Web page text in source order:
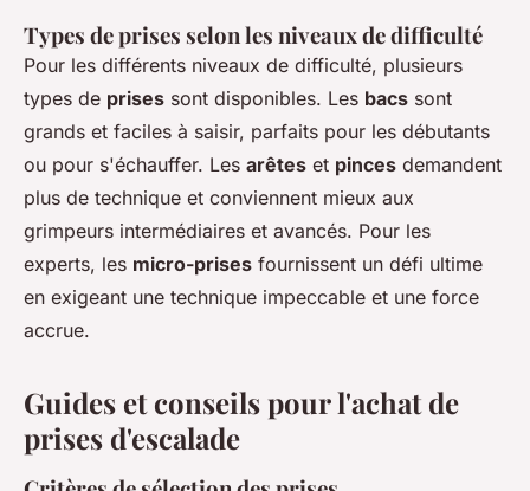
Types de prises selon les niveaux de difficulté
Pour les différents niveaux de difficulté, plusieurs
types de prises sont disponibles. Les bacs sont
grands et faciles à saisir, parfaits pour les débutants
ou pour s'échauffer. Les arêtes et pinces demandent
plus de technique et conviennent mieux aux
grimpeurs intermédiaires et avancés. Pour les
experts, les micro-prises fournissent un défi ultime
en exigeant une technique impeccable et une force
accrue.
Guides et conseils pour l'achat de
prises d'escalade